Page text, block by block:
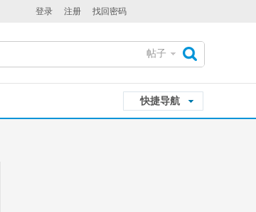
登录 注册 找回密码
帖子
快捷导航